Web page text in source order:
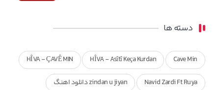
دسته ها
Cave Min
HÎVA - Asîtî Keça Kurdan
HÎVA - ÇAVÊ MIN
Navid Zardi Ft Ruya zindan u jiyan دانلود اهنگ